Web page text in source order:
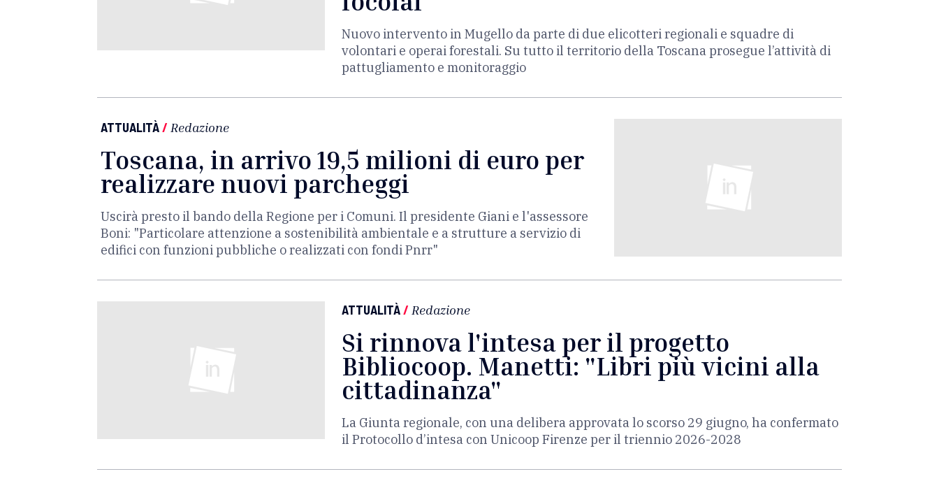
Nuovo intervento in Mugello da parte di due elicotteri regionali e squadre di
volontari e operai forestali. Su tutto il territorio della Toscana prosegue l’attività di
pattugliamento e monitoraggio
ATTUALITÀ/ Redazione
Toscana, in arrivo 19,5 milioni di euro per
realizzare nuovi parcheggi
Uscirà presto il bando della Regione per i Comuni. Il presidente Giani e l'assessore
Boni: "Particolare attenzione a sostenibilità ambientale e a strutture a servizio di
edifici con funzioni pubbliche o realizzati con fondi Pnrr"
ATTUALITÀ/ Redazione
Si rinnova l'intesa per il progetto
Bibliocoop. Manetti: "Libri più vicini alla
cittadinanza"
La Giunta regionale, con una delibera approvata lo scorso 29 giugno, ha confermato
il Protocollo d’intesa con Unicoop Firenze per il triennio 2026-2028